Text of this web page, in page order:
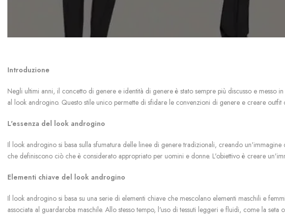
Introduzione
Negli ultimi anni, il concetto di genere e identità di genere è stato sempre più discusso e messo
al look androgino. Questo stile unico permette di sfidare le convenzioni di genere e creare
L'essenza del look androgino
Il look androgino si basa sulla sfumatura delle linee di genere tradizionali, creando
che definiscono ciò che è considerato appropriato per uomini e donne. L'obiettivo è creare
Elementi chiave del look androgino
Il look androgino si basa su una serie di elementi chiave che mescolano elementi maschili e
associata al guardaroba maschile. Allo stesso tempo, l'uso di tessuti leggeri e fluidi, come la